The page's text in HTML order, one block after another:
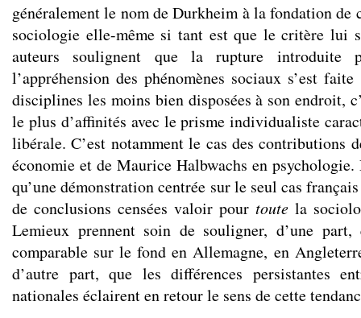
généralement le nom de Durkheim à la fondation de
sociologie elle-même si tant est que le critère lui
auteurs soulignent que la rupture
l’appréhension des phénomènes sociaux s’est
disciplines les moins bien disposées à son endroit,
le plus d’affinités avec le prisme individualiste
libérale. C’est notamment le cas des contributions
économie et de Maurice Halbwachs en
qu’une démonstration centrée sur le seul cas
de conclusions censées valoir pour toute la
Lemieux prennent soin de souligner, d’une
comparable sur le fond en Allemagne, en
d’autre part, que les différences persistantes
nationales éclairent en retour le sens de cette